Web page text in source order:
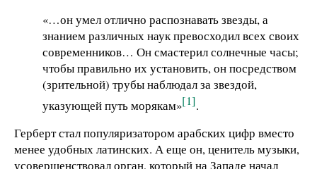
«…он умел отлично распознавать звезды, а
знанием различных наук превосходил всех своих
современников… Он смастерил солнечные часы;
чтобы правильно их установить, он посредством
(зрительной) трубы наблюдал за звездой,
указующей путь морякам»[1].
Герберт стал популяризатором арабских цифр вместо
менее удобных латинских. А еще он, ценитель музыки,
усовершенствовал орган, который на Западе начал